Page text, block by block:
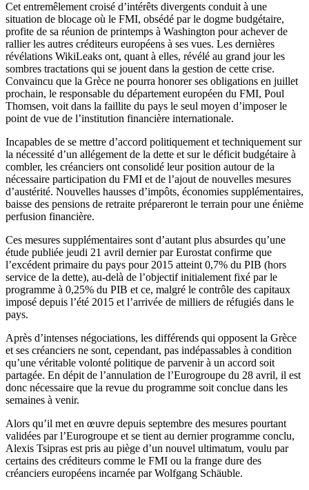
Cet entremêlement croisé d’intérêts divergents conduit à une
situation de blocage où le FMI, obsédé par le dogme budgétaire,
profite de sa réunion de printemps à Washington pour achever de
rallier les autres créditeurs européens à ses vues. Les dernières
révélations WikiLeaks ont, quant à elles, révélé au grand jour les
sombres tractations qui se jouent dans la gestion de cette crise.
Convaincu que la Grèce ne pourra honorer ses obligations en juillet
prochain, le responsable du département européen du FMI, Poul
Thomsen, voit dans la faillite du pays le seul moyen d’imposer le
point de vue de l’institution financière internationale.
Incapables de se mettre d’accord politiquement et techniquement sur
la nécessité d’un allégement de la dette et sur le déficit budgétaire à
combler, les créanciers ont consolidé leur position autour de la
nécessaire participation du FMI et de l’ajout de nouvelles mesures
d’austérité. Nouvelles hausses d’impôts, économies supplémentaires,
baisse des pensions de retraite prépareront le terrain pour une énième
perfusion financière.
Ces mesures supplémentaires sont d’autant plus absurdes qu’une
étude publiée jeudi 21 avril dernier par Eurostat confirme que
l’excédent primaire du pays pour 2015 atteint 0,7% du PIB (hors
service de la dette), au-delà de l’objectif initialement fixé par le
programme à 0,25% du PIB et ce, malgré le contrôle des capitaux
imposé depuis l’été 2015 et l’arrivée de milliers de réfugiés dans le
pays.
Après d’intenses négociations, les différends qui opposent la Grèce
et ses créanciers ne sont, cependant, pas indépassables à condition
qu’une véritable volonté politique de parvenir à un accord soit
partagée. En dépit de l’annulation de l’Eurogroupe du 28 avril, il est
donc nécessaire que la revue du programme soit conclue dans les
semaines à venir.
Alors qu’il met en œuvre depuis septembre des mesures pourtant
validées par l’Eurogroupe et se tient au dernier programme conclu,
Alexis Tsipras est pris au piège d’un nouvel ultimatum, voulu par
certains des créditeurs comme le FMI ou la frange dure des
créanciers européens incarnée par Wolfgang Schäuble.